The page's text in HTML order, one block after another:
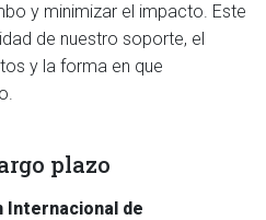
y minimizar el impacto. Este
de nuestro soporte, el
y la forma en que
plazo
Internacional de